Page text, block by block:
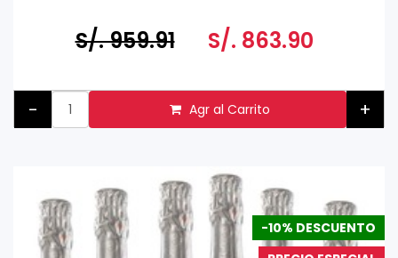
S/. 959.91 S/. 863.90
- Agr al Carrito +
-10% DESCUENTO